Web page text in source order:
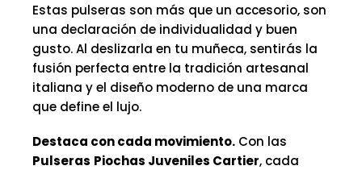
Estas pulseras son más que un accesorio, son
una declaración de individualidad y buen
gusto. Al deslizarla en tu muñeca, sentirás la
fusión perfecta entre la tradición artesanal
italiana y el diseño moderno de una marca
que define el lujo.
Destaca con cada movimiento. Con las
Pulseras Piochas Juveniles Cartier, cada